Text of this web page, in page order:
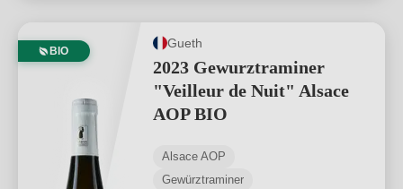
BIO
Gueth
2023 Gewurztraminer
"Veilleur de Nuit" Alsace
AOP BIO
Alsace AOP
Gewürztraminer